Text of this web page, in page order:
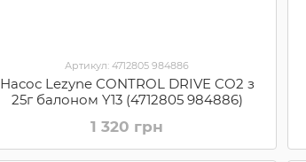
Артикул: 4712805 984886
Насос Lezyne CONTROL DRIVE CO2 з
25г балоном Y13 (4712805 984886)
1 320 грн